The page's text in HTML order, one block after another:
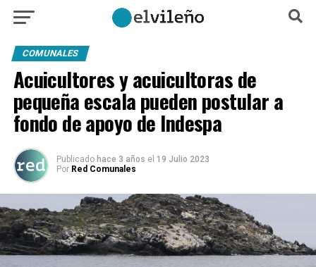
COMUNALES
Acuicultores y acuicultoras de
pequeña escala pueden postular a
fondo de apoyo de Indespa
Publicado hace 3 años el 19 Julio 2023
Por Red Comunales